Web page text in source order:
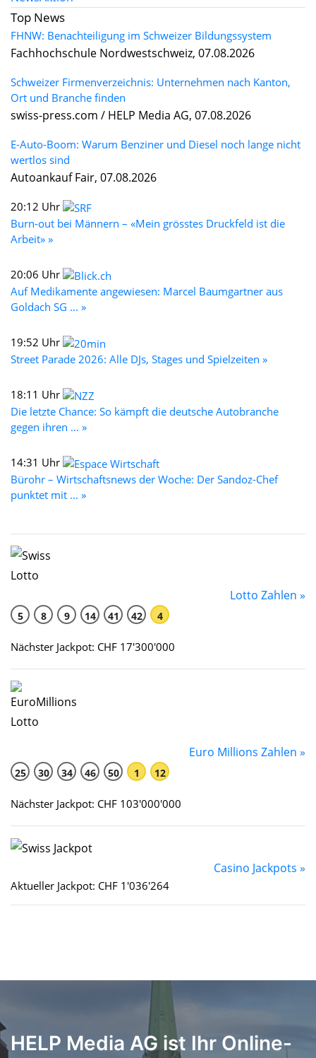
Top News
FHNW: Benachteiligung im Schweizer Bildungssystem
Fachhochschule Nordwestschweiz, 07.08.2026
Schweizer Firmenverzeichnis: Unternehmen nach Kanton,
Ort und Branche finden
swiss-press.com / HELP Media AG, 07.08.2026
E-Auto-Boom: Warum Benziner und Diesel noch lange nicht
wertlos sind
Autoankauf Fair, 07.08.2026
20:12 Uhr
Burn-out bei Männern – «Mein grösstes Druckfeld ist die
Arbeit» »
20:06 Uhr
Auf Medikamente angewiesen: Marcel Baumgartner aus
Goldach SG ... »
19:52 Uhr
Street Parade 2026: Alle DJs, Stages und Spielzeiten »
18:11 Uhr
Die letzte Chance: So kämpft die deutsche Autobranche
gegen ihren ... »
14:31 Uhr
Bürohr – Wirtschaftsnews der Woche: Der Sandoz-Chef
punktet mit ... »
Lotto Zahlen »
5 8 9 14 41 42 4
Nächster Jackpot: CHF 17'300'000
Euro Millions Zahlen »
25 30 34 46 50 1 12
Nächster Jackpot: CHF 103'000'000
Casino Jackpots »
Aktueller Jackpot: CHF 1'036'264
HELP Media AG ist Ihr Online-